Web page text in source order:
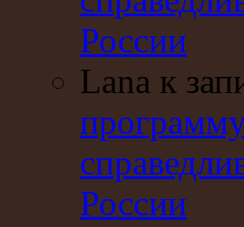
России
Lana к
России